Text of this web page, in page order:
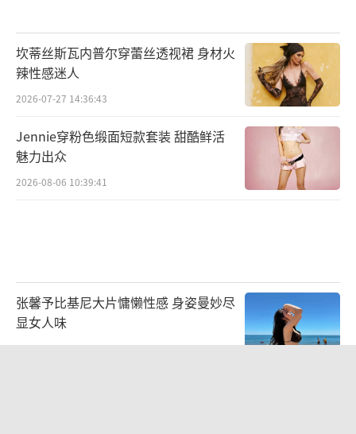
坎蒂丝斯瓦内普尔穿蕾丝透视裙 身材火
辣性感迷人
2026-07-27 14:36:43
Jennie穿粉色缎面短款套装 甜酷鲜活
魅力出众
2026-08-06 10:39:41
张馨予比基尼大片慵懒性感 身姿曼妙尽
显女人味
2026-07-30 13:39:23